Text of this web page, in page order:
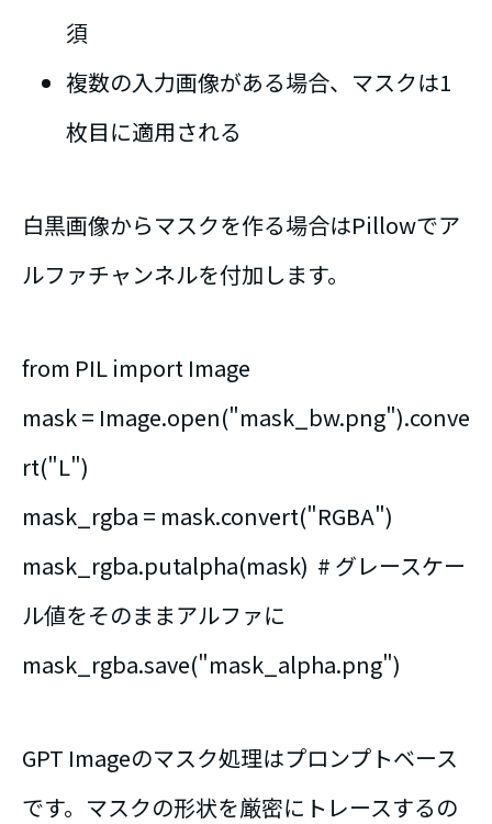
須
複数の入力画像がある場合、マスクは1
枚目に適用される
白黒画像からマスクを作る場合はPillowでア
ルファチャンネルを付加します。
from PIL import Image
mask = Image.open("mask_bw.png").conve
rt("L")
mask_rgba = mask.convert("RGBA")
mask_rgba.putalpha(mask) # グレースケー
ル値をそのままアルファに
mask_rgba.save("mask_alpha.png")
GPT Imageのマスク処理はプロンプトベース
です。マスクの形状を厳密にトレースするの